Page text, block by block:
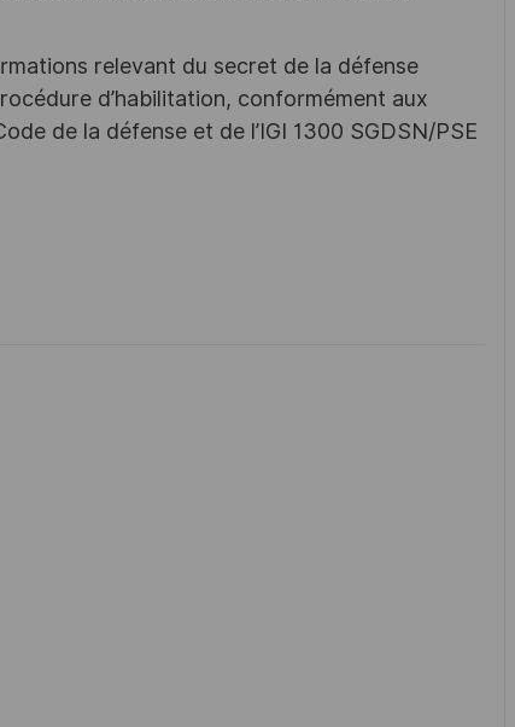
relevant du secret de la défense
d’habilitation, conformément aux
de la défense et de l’IGI 1300 SGDSN/PSE